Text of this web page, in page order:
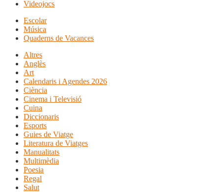
Videojocs
Escolar
Música
Quaderns de Vacances
Altres
Anglès
Art
Calendaris i Agendes 2026
Ciència
Cinema i Televisió
Cuina
Diccionaris
Esports
Guies de Viatge
Literatura de Viatges
Manualitats
Multimèdia
Poesia
Regal
Salut